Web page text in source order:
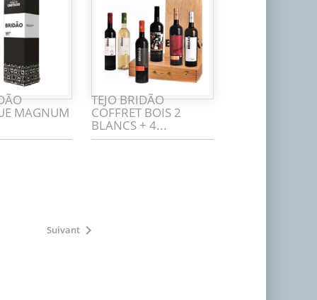
MAGNUM
TEJO BRIDÃO
COFFRET BOIS 2
BLANCS + 4...
Suivant 